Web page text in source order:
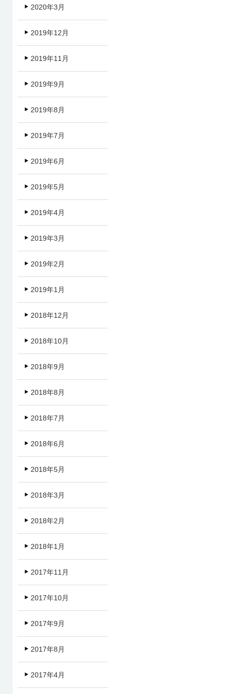
2020年3月
2019年12月
2019年11月
2019年9月
2019年8月
2019年7月
2019年6月
2019年5月
2019年4月
2019年3月
2019年2月
2019年1月
2018年12月
2018年10月
2018年9月
2018年8月
2018年7月
2018年6月
2018年5月
2018年3月
2018年2月
2018年1月
2017年11月
2017年10月
2017年9月
2017年8月
2017年4月